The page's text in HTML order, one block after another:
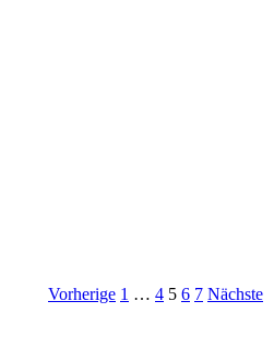
Vorherige 1 … 4 5 6 7 Nächste